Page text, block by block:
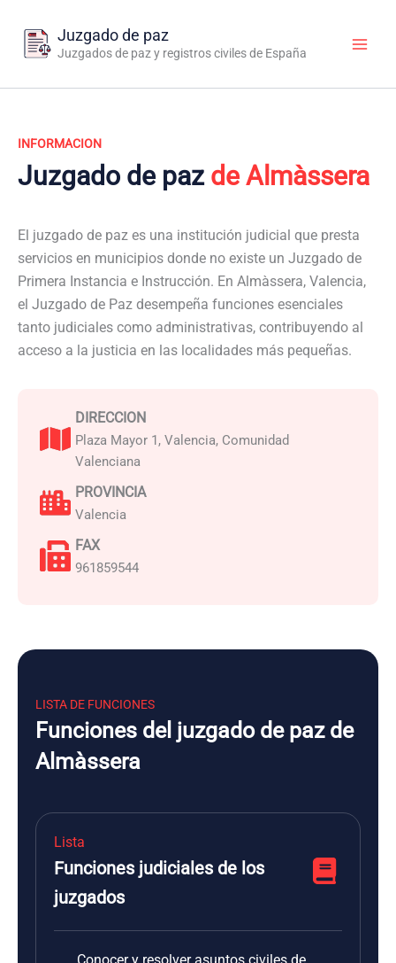
contenido
Juzgado de paz
Juzgados de paz y registros civiles de España
INFORMACION
Juzgado de paz de Almàssera
El juzgado de paz es una institución judicial que presta
servicios en municipios donde no existe un Juzgado de
Primera Instancia e Instrucción. En Almàssera, Valencia,
el Juzgado de Paz desempeña funciones esenciales
tanto judiciales como administrativas, contribuyendo al
acceso a la justicia en las localidades más pequeñas.
DIRECCION
Plaza Mayor 1, Valencia, Comunidad
Valenciana
PROVINCIA
Valencia
FAX
961859544
LISTA DE FUNCIONES
Funciones del juzgado de paz de
Almàssera
Lista
Funciones judiciales de los
juzgados